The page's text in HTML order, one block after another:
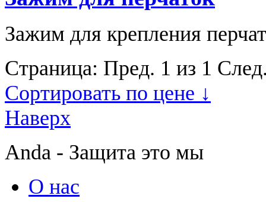
Зажим для крепления
Страница: Пред. 1 из 1
Сортировать по цене ↓
Наверх
Anda - Защита это мы
О нас